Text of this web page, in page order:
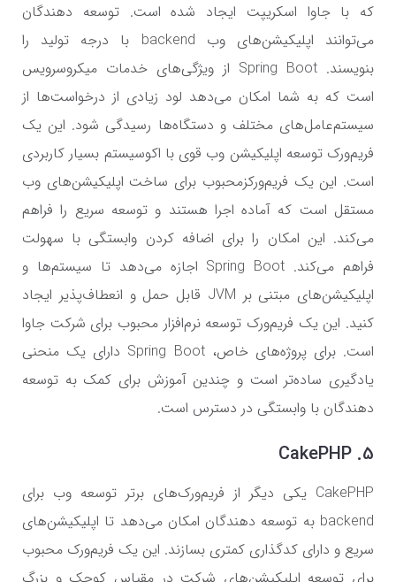
که با جاوا اسکریپت ایجاد شده است. توسعه دهندگان
می‌توانند اپلیکیشن‌های وب backend با درجه تولید را
بنویسند. Spring Boot از ویژگی‌های خدمات میکروسرویس
است که به شما امکان می‌دهد لود زیادی از درخواست‌ها از
سیستم‌عامل‌های مختلف و دستگاه‌ها رسیدگی شود. این یک
فریم‌ورک توسعه اپلیکیشن وب قوی با اکوسیستم بسیار کاربردی
است. این یک فریم‌ورکزمحبوب برای ساخت اپلیکیشن‌های وب
مستقل است که آماده اجرا هستند و توسعه سریع را فراهم
می‌کند. این امکان را برای اضافه کردن وابستگی با سهولت
فراهم می‌کند. Spring Boot اجازه می‌دهد تا سیستم‌ها و
اپلیکیشن‌های مبتنی بر JVM قابل حمل و انعطاف‌پذیر ایجاد
کنید. این یک فریم‌ورک توسعه نرم‌افزار محبوب برای شرکت جاوا
است. برای پروژه‌های خاص، Spring Boot دارای یک منحنی
یادگیری ساده‌تر است و چندین آموزش برای کمک به توسعه
دهندگان با وابستگی در دسترس است.
5. CakePHP
CakePHP یکی دیگر از فریم‌ورک‌های برتر توسعه وب برای
backend به توسعه دهندگان امکان می‌دهد تا اپلیکیشن‌های
سریع و دارای کدگذاری کمتری بسازند. این یک فریم‌ورک محبوب